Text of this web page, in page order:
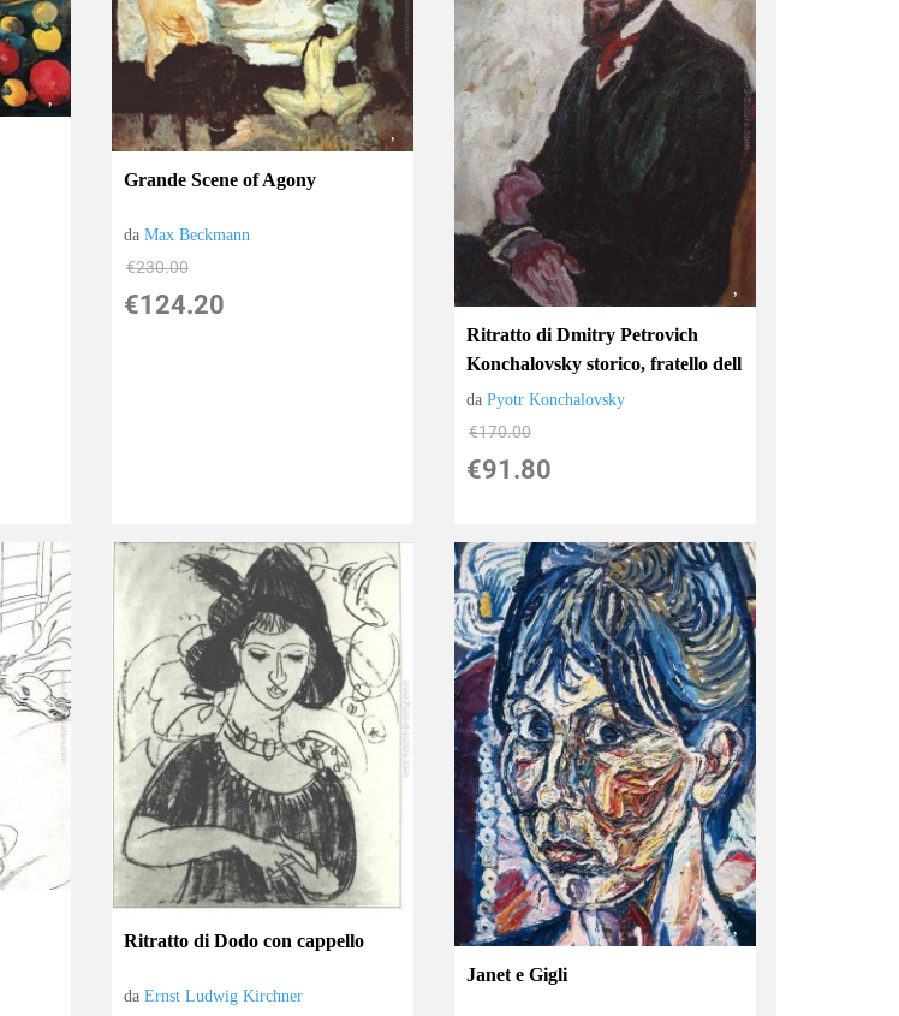
Grande Scene of Agony
daMax Beckmann
€230.00
€124.20
Ritratto di Dmitry Petrovich
Konchalovsky storico, fratello dell
daPyotr Konchalovsky
€170.00
€91.80
Ritratto di Dodo con cappello
daErnst Ludwig Kirchner
Janet e Gigli